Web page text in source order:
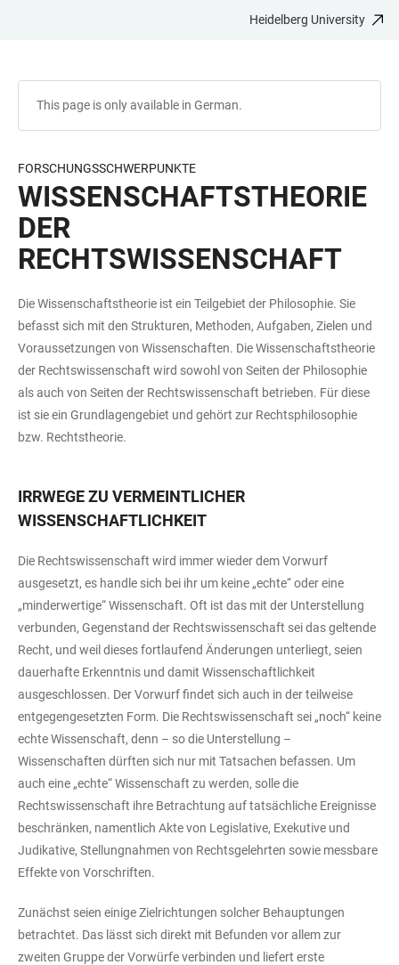
Heidelberg University
This page is only available in German.
FORSCHUNGSSCHWERPUNKTE
WISSENSCHAFTSTHEORIE
DER
RECHTSWISSENSCHAFT
Die Wissenschaftstheorie ist ein Teilgebiet der Philosophie. Sie
befasst sich mit den Strukturen, Methoden, Aufgaben, Zielen und
Voraussetzungen von Wissenschaften. Die Wissenschaftstheorie
der Rechtswissenschaft wird sowohl von Seiten der Philosophie
als auch von Seiten der Rechtswissenschaft betrieben. Für diese
ist sie ein Grundlagengebiet und gehört zur Rechtsphilosophie
bzw. Rechtstheorie.
IRRWEGE ZU VERMEINTLICHER
WISSENSCHAFTLICHKEIT
Die Rechtswissenschaft wird immer wieder dem Vorwurf
ausgesetzt, es handle sich bei ihr um keine „echte“ oder eine
„minderwertige“ Wissenschaft. Oft ist das mit der Unterstellung
verbunden, Gegenstand der Rechtswissenschaft sei das geltende
Recht, und weil dieses fortlaufend Änderungen unterliegt, seien
dauerhafte Erkenntnis und damit Wissenschaftlichkeit
ausgeschlossen. Der Vorwurf findet sich auch in der teilweise
entgegengesetzten Form. Die Rechtswissenschaft sei „noch“ keine
echte Wissenschaft, denn – so die Unterstellung –
Wissenschaften dürften sich nur mit Tatsachen befassen. Um
auch eine „echte“ Wissenschaft zu werden, solle die
Rechtswissenschaft ihre Betrachtung auf tatsächliche Ereignisse
beschränken, namentlich Akte von Legislative, Exekutive und
Judikative, Stellungnahmen von Rechtsgelehrten sowie messbare
Effekte von Vorschriften.
Zunächst seien einige Zielrichtungen solcher Behauptungen
betrachtet. Das lässt sich direkt mit Befunden vor allem zur
zweiten Gruppe der Vorwürfe verbinden und liefert erste